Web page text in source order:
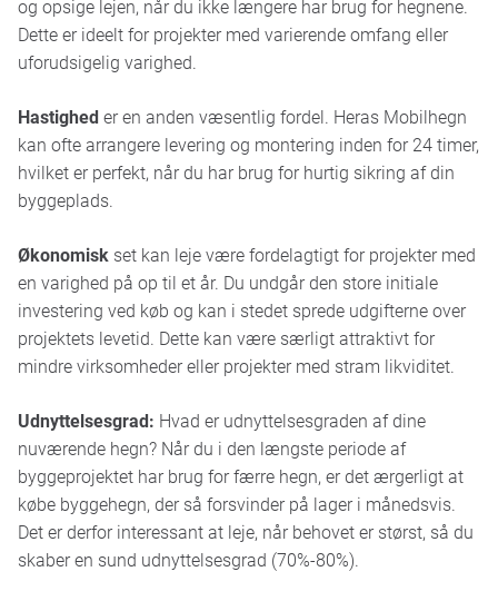
og opsige lejen, når du ikke længere har brug for hegnene.
Dette er ideelt for projekter med varierende omfang eller
uforudsigelig varighed.
Hastigheder en anden væsentlig fordel. Heras Mobilhegn
kan ofte arrangere levering og montering inden for 24 timer,
hvilket er perfekt, når du har brug for hurtig sikring af din
byggeplads.
Økonomisk set kan leje være fordelagtigt for projekter med
en varighed på op til et år. Du undgår den store initiale
investering ved køb og kan i stedet sprede udgifterne over
projektets levetid. Dette kan være særligt attraktivt for
mindre virksomheder eller projekter med stram likviditet.
Udnyttelsesgrad: Hvad er udnyttelsesgraden af dine
nuværende hegn? Når du i den længste periode af
byggeprojektet har brug for færre hegn, er det ærgerligt at
købe byggehegn, der så forsvinder på lager i månedsvis.
Det er derfor interessant at leje, når behovet er størst, så du
skaber en sund udnyttelsesgrad (70%-80%).